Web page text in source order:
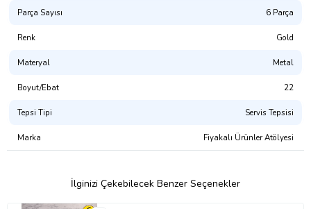
Parça Sayısı 6 Parça
Renk Gold
Materyal Metal
Boyut/Ebat 22
Tepsi Tipi Servis Tepsisi
Marka Fiyakalı Ürünler Atölyesi
İlginizi Çekebilecek Benzer Seçenekler